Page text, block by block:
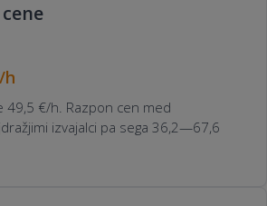
h
49,5 €/h. Razpon cen med
izvajalci pa sega 36,2—67,6